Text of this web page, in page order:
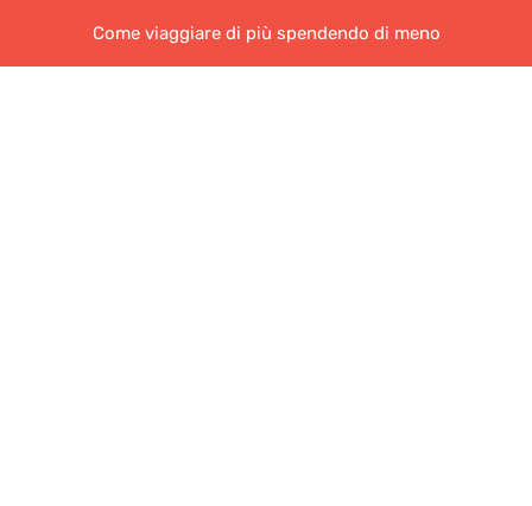
Come viaggiare di più spendendo di meno